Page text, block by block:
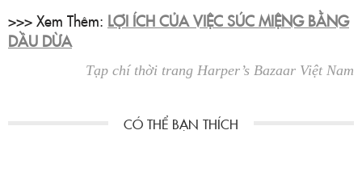
>>> Xem Thêm: LỢI ÍCH CỦA VIỆC SÚC MIỆNG BẰNG
DẦU DỪA
Tạp chí thời trang Harper’s Bazaar Việt Nam